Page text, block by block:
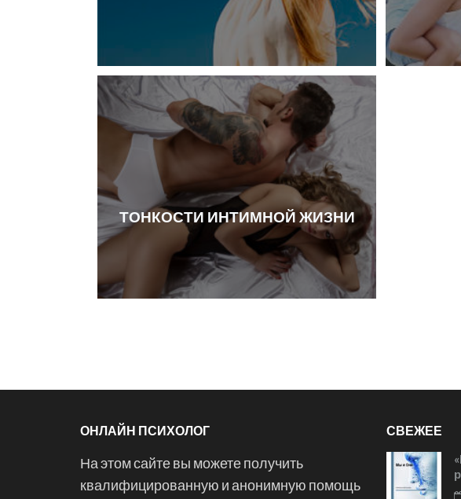
ТОНКОСТИ ИНТИМНОЙ ЖИЗНИ
ОНЛАЙН ПСИХОЛОГ
На этом сайте вы можете получить
квалифицированную и анонимную помощь
СВЕЖЕЕ